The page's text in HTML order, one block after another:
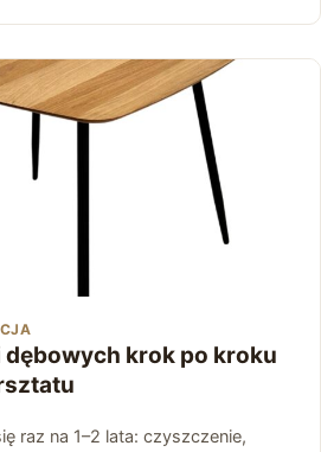
dębowych krok po kroku
raz na 1–2 lata: czyszczenie,